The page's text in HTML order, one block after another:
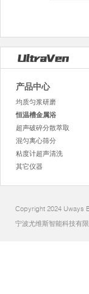
产品中心
均质匀浆研磨
恒温槽金属浴
超声破碎分散萃取
混匀离心筛分
粘度计超声清洗
其它仪器
Copyright 2024 Uways
宁波尤维斯智能科技有